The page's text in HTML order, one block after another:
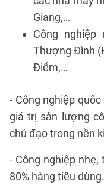
Giang,…
Công nghiệp
Thượng Đình
Điểm,…
- Công nghiệp
giá trị sản lượng
chủ đạo trong nền
- Công nghiệp
80% hàng tiêu dùng.